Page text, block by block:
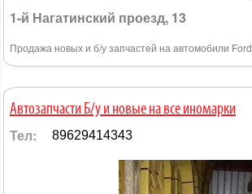
1-й Нагатинский проезд, 13
Продажа новых и б/у запчастей на автомобили Ford
Автозапчасти Б/у и новые на все иномарки
Тел: 89629414343